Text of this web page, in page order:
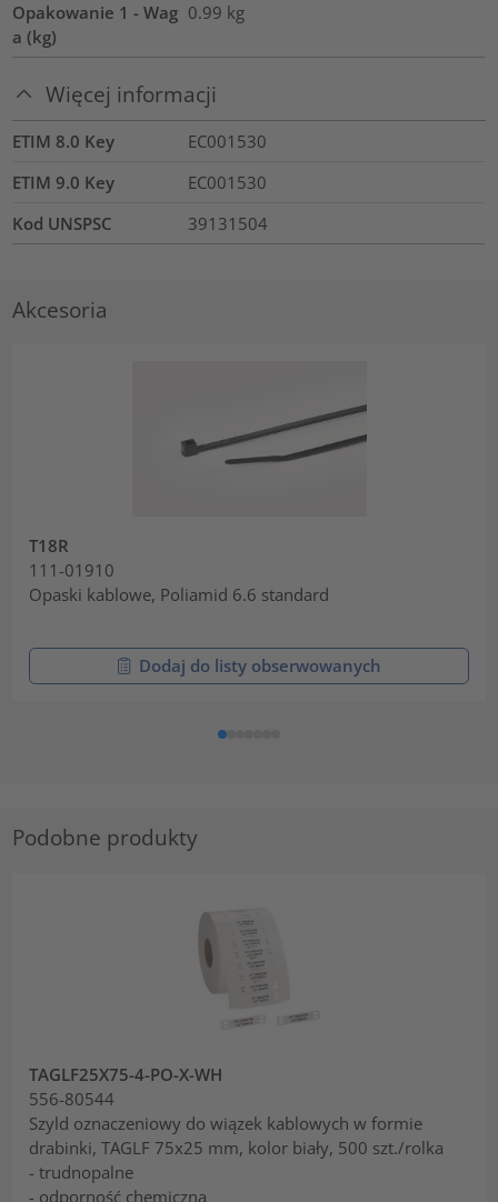
Opakowanie 1 - Wag
a (kg)
0.99 kg
Więcej informacji
ETIM 8.0 Key
EC001530
ETIM 9.0 Key
EC001530
Kod UNSPSC
39131504
Akcesoria
T18R
111-01910
Opaski kablowe, Poliamid 6.6 standard
Dodaj do listy obserwowanych
Podobne produkty
TAGLF25X75-4-PO-X-WH
556-80544
Szyld oznaczeniowy do wiązek kablowych w formie
drabinki, TAGLF 75x25 mm, kolor biały, 500 szt./rolka
- trudnopalne
- odporność chemiczna